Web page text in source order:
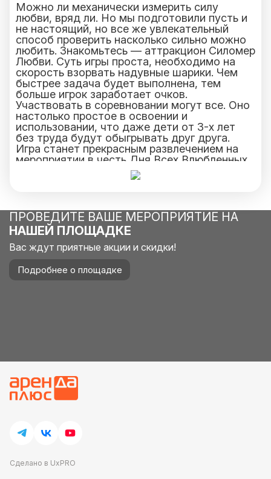
Можно ли механически измерить силу
любви, вряд ли. Но мы подготовили пусть и
не настоящий, но все же увлекательный
способ проверить насколько сильно можно
любить. Знакомьтесь — аттракцион Силомер
Любви. Суть игры проста, необходимо на
скорость взорвать надувные шарики. Чем
быстрее задача будет выполнена, тем
больше игрок заработает очков.
Участвовать в соревновании могут все. Оно
настолько простое в освоении и
использовании, что даже дети от 3-х лет
без труда будут обыгрывать друг друга.
Игра станет прекрасным развлечением на
мероприятии в честь Дня Всех Влюбленных
или на праздновании 8 марта.
ПРОВЕДИТЕ ВАШЕ МЕРОПРИЯТИЕ НА
НАШЕЙ ПЛОЩАДКЕ
Вас ждут приятные акции и скидки!
Подробнее о площадке
Сделано в UxPRO